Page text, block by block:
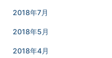
2018年7月
2018年5月
2018年4月